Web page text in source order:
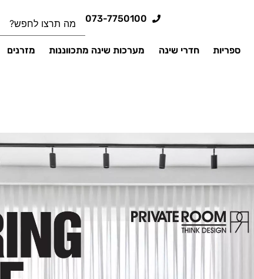
073-7750100
ספריות חדרי שינה מערכות שינה מתכווננות מזרנים